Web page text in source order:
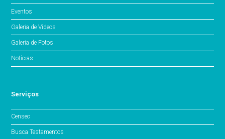
Eventos
Galeria de Vídeos
Galeria de Fotos
Notícias
Serviços
Censec
Busca Testamentos